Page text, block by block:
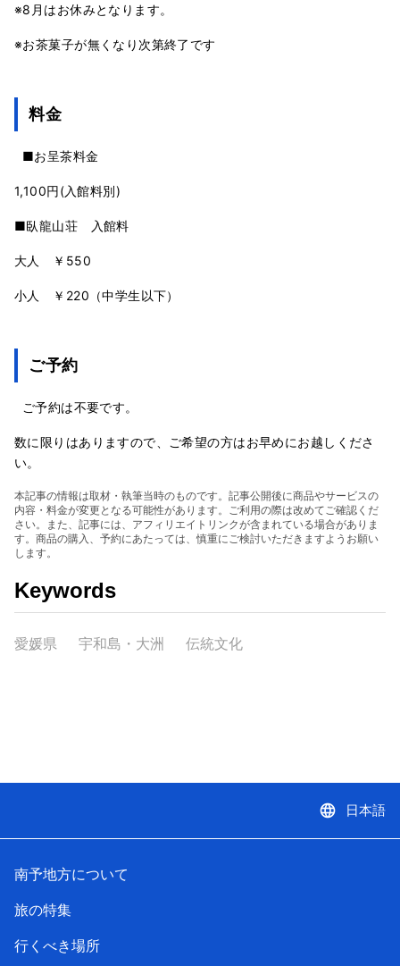
※8月はお休みとなります。
※お茶菓子が無くなり次第終了です
料金
■お呈茶料金
1,100円(入館料別)
■臥龍山荘 入館料
大人 ￥550
小人 ￥220（中学生以下）
ご予約
ご予約は不要です。
数に限りはありますので、ご希望の方はお早めにお越しくださ
い。
本記事の情報は取材・執筆当時のものです。記事公開後に商品やサービスの
内容・料金が変更となる可能性があります。ご利用の際は改めてご確認くだ
さい。また、記事には、アフィリエイトリンクが含まれている場合がありま
す。商品の購入、予約にあたっては、慎重にご検討いただきますようお願い
します。
Keywords
愛媛県 宇和島・大洲 伝統文化
language 日本語
南予地方について
旅の特集
行くべき場所